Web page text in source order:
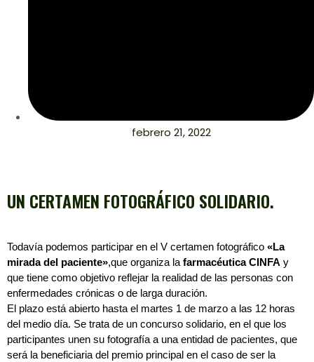
febrero 21, 2022
UN CERTAMEN FOTOGRÁFICO SOLIDARIO.
Todavía podemos participar en el V certamen fotográfico «La
mirada del paciente»,que organiza la farmacéutica CINFA y
que tiene como objetivo reflejar la realidad de las personas con
enfermedades crónicas o de larga duración.
El plazo está abierto hasta el martes 1 de marzo a las 12 horas
del medio día. Se trata de un concurso solidario, en el que los
participantes unen su fotografía a una entidad de pacientes, que
será la beneficiaria del premio principal en el caso de ser la